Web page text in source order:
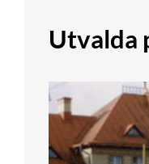
Utvalda